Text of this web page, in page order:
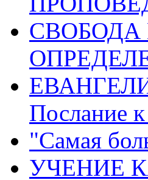
СВОБОДА
Послание
"Самая
УЧЕНИЕ